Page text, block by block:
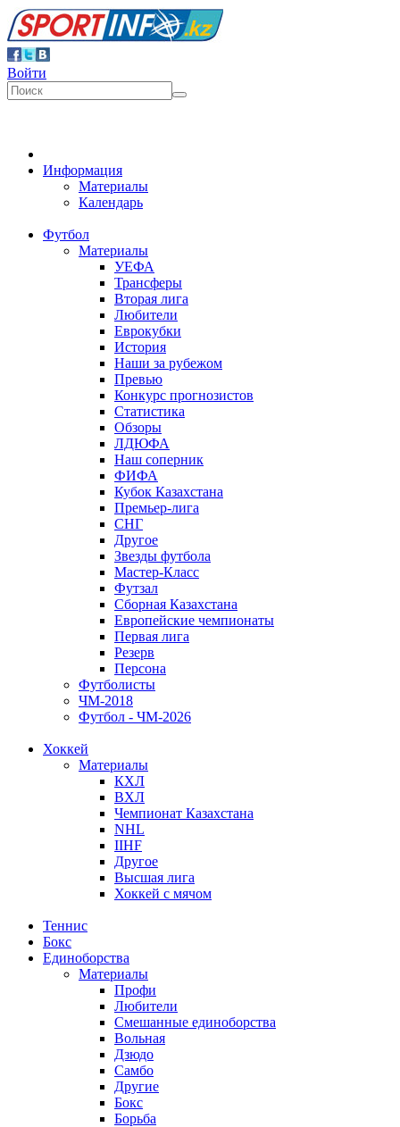
Войти
Информация
Материалы
Календарь
Футбол
Материалы
УЕФА
Трансферы
Вторая лига
Любители
Еврокубки
История
Наши за рубежом
Превью
Конкурс прогнозистов
Статистика
Обзоры
ЛДЮФА
Наш соперник
ФИФА
Кубок Казахстана
Премьер-лига
СНГ
Другое
Звезды футбола
Мастер-Класс
Футзал
Сборная Казахстана
Европейские чемпионаты
Первая лига
Резерв
Персона
Футболисты
ЧМ-2018
Футбол - ЧМ-2026
Хоккей
Материалы
КХЛ
ВХЛ
Чемпионат Казахстана
NHL
IIHF
Другое
Высшая лига
Хоккей с мячом
Теннис
Бокс
Единоборства
Материалы
Профи
Любители
Смешанные единоборства
Вольная
Дзюдо
Самбо
Другие
Бокс
Борьба